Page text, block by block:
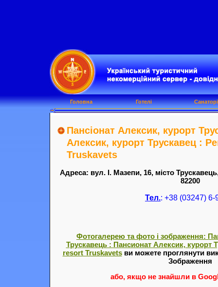
Пансіонат Алексик, курорт
Алексик, курорт Трускавец :
Truskavets
Адреса: вул. І. Мазепи, 16, місто
82200
Тел.: +38 (03247) 6-
Фотогалерею та фото і зображення:
Трускавець : Пансионат Алексик, курорт
resort Truskavetsви можете проглянути
Зображення
або, якщо не знайшли в
Головна Готелі